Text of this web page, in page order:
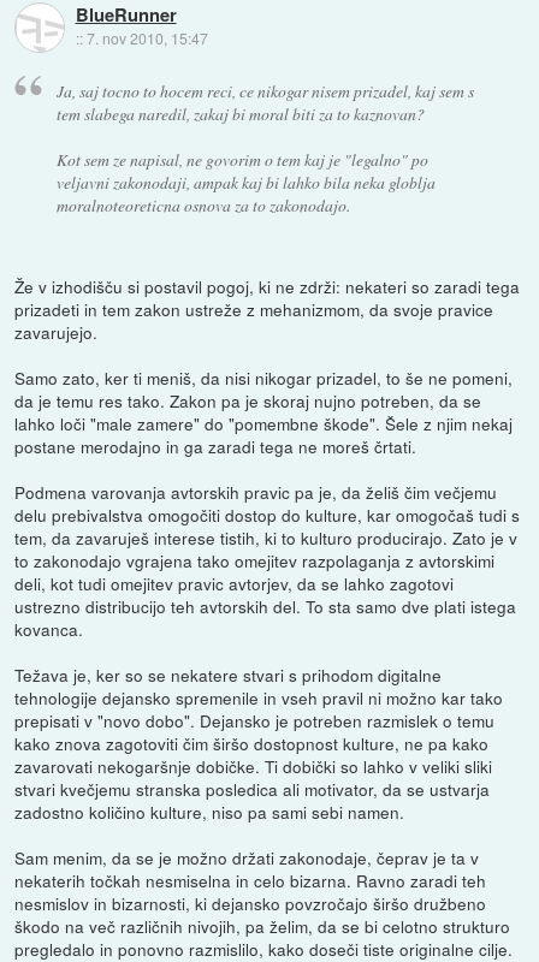
BlueRunner
::7. nov 2010, 15:47
Ja, saj tocno to hocem reci, ce nikogar nisem prizadel, kaj sem s
tem slabega naredil, zakaj bi moral biti za to kaznovan?
Kot sem ze napisal, ne govorim o tem kaj je "legalno" po
veljavni zakonodaji, ampak kaj bi lahko bila neka globlja
moralnoteoreticna osnova za to zakonodajo.
Že v izhodišču si postavil pogoj, ki ne zdrži: nekateri so zaradi tega
prizadeti in tem zakon ustreže z mehanizmom, da svoje pravice
zavarujejo.
Samo zato, ker ti meniš, da nisi nikogar prizadel, to še ne pomeni,
da je temu res tako. Zakon pa je skoraj nujno potreben, da se
lahko loči "male zamere" do "pomembne škode". Šele z njim nekaj
postane merodajno in ga zaradi tega ne moreš črtati.
Podmena varovanja avtorskih pravic pa je, da želiš čim večjemu
delu prebivalstva omogočiti dostop do kulture, kar omogočaš tudi s
tem, da zavaruješ interese tistih, ki to kulturo producirajo. Zato je v
to zakonodajo vgrajena tako omejitev razpolaganja z avtorskimi
deli, kot tudi omejitev pravic avtorjev, da se lahko zagotovi
ustrezno distribucijo teh avtorskih del. To sta samo dve plati istega
kovanca.
Težava je, ker so se nekatere stvari s prihodom digitalne
tehnologije dejansko spremenile in vseh pravil ni možno kar tako
prepisati v "novo dobo". Dejansko je potreben razmislek o temu
kako znova zagotoviti čim širšo dostopnost kulture, ne pa kako
zavarovati nekogaršnje dobičke. Ti dobički so lahko v veliki sliki
stvari kvečjemu stranska posledica ali motivator, da se ustvarja
zadostno količino kulture, niso pa sami sebi namen.
Sam menim, da se je možno držati zakonodaje, čeprav je ta v
nekaterih točkah nesmiselna in celo bizarna. Ravno zaradi teh
nesmislov in bizarnosti, ki dejansko povzročajo širšo družbeno
škodo na več različnih nivojih, pa želim, da se bi celotno strukturo
pregledalo in ponovno razmislilo, kako doseči tiste originalne cilje.